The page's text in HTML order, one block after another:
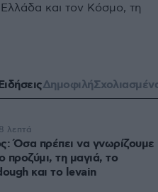
και τον Κόσμο, τη
Δημοφιλή
Όσα πρέπει να γνωρίζουμε
προζύμι, τη μαγιά, το
και το levain
λεπτά